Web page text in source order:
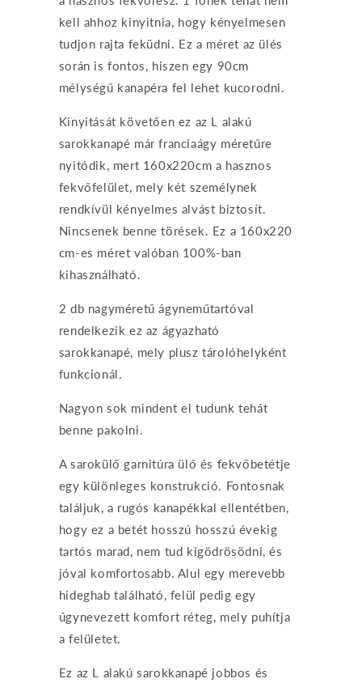
kell ahhoz kinyitnia, hogy kényelmesen
tudjon rajta feküdni. Ez a méret az ülés
során is fontos, hiszen egy 90cm
mélységű kanapéra fel lehet kucorodni.
Kinyitását követően ez az L alakú
sarokkanapé már franciaágy méretűre
nyitódik, mert 160x220cm a hasznos
fekvőfelület, mely két személynek
rendkívül kényelmes alvást biztosít.
Nincsenek benne törések. Ez a 160x220
cm-es méret valóban 100%-ban
kihasználható.
2 db nagyméretű ágyneműtartóval
rendelkezik ez az ágyazható
sarokkanapé, mely plusz tárolóhelyként
funkcionál.
Nagyon sok mindent el tudunk tehát
benne pakolni.
A sarokülő garnitúra ülő és fekvőbetétje
egy különleges konstrukció. Fontosnak
találjuk, a rugós kanapékkal ellentétben,
hogy ez a betét hosszú hosszú évekig
tartós marad, nem tud kigödrösödni, és
jóval komfortosabb. Alul egy merevebb
hideghab található, felül pedig egy
úgynevezett komfort réteg, mely puhítja
a felületet.
Ez az L alakú sarokkanapé jobbos és